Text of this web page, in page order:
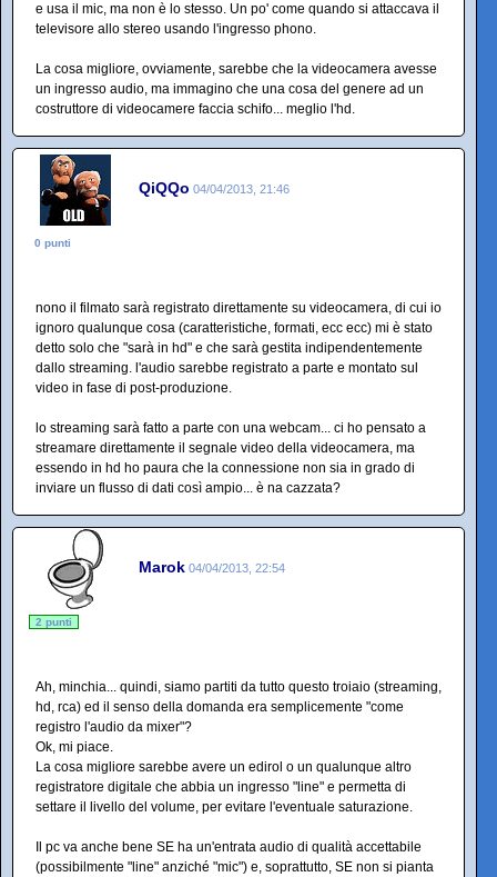
e usa il mic, ma non è lo stesso. Un po' come quando si attaccava il
televisore allo stereo usando l'ingresso phono.
La cosa migliore, ovviamente, sarebbe che la videocamera avesse
un ingresso audio, ma immagino che una cosa del genere ad un
costruttore di videocamere faccia schifo... meglio l'hd.
QiQQo 04/04/2013, 21:46
0 punti
nono il filmato sarà registrato direttamente su videocamera, di cui io
ignoro qualunque cosa (caratteristiche, formati, ecc ecc) mi è stato
detto solo che "sarà in hd" e che sarà gestita indipendentemente
dallo streaming. l'audio sarebbe registrato a parte e montato sul
video in fase di post-produzione.
lo streaming sarà fatto a parte con una webcam... ci ho pensato a
streamare direttamente il segnale video della videocamera, ma
essendo in hd ho paura che la connessione non sia in grado di
inviare un flusso di dati così ampio... è na cazzata?
Marok 04/04/2013, 22:54
2 punti
Ah, minchia... quindi, siamo partiti da tutto questo troiaio (streaming,
hd, rca) ed il senso della domanda era semplicemente "come
registro l'audio da mixer"?
Ok, mi piace.
La cosa migliore sarebbe avere un edirol o un qualunque altro
registratore digitale che abbia un ingresso "line" e permetta di
settare il livello del volume, per evitare l'eventuale saturazione.
Il pc va anche bene SE ha un'entrata audio di qualità accettabile
(possibilmente "line" anziché "mic") e, soprattutto, SE non si pianta